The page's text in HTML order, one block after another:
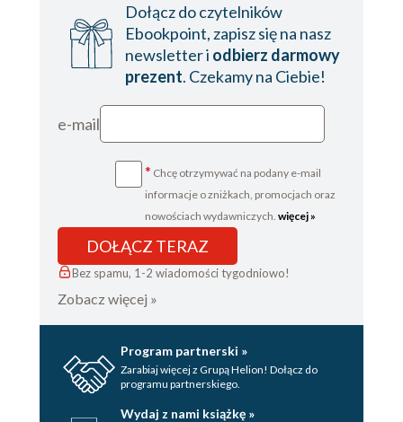
Dołącz do czytelników
Ebookpoint, zapisz się na nasz
newsletter i odbierz darmowy
prezent. Czekamy na Ciebie!
e-mail
* Chcę otrzymywać na podany e-mail
informacje o zniżkach, promocjach oraz
nowościach wydawniczych. więcej »
DOŁĄCZ TERAZ
Bez spamu, 1-2 wiadomości tygodniowo!
Zobacz więcej »
Program partnerski »
Zarabiaj więcej z Grupą Helion! Dołącz do
programu partnerskiego.
Wydaj z nami książkę »